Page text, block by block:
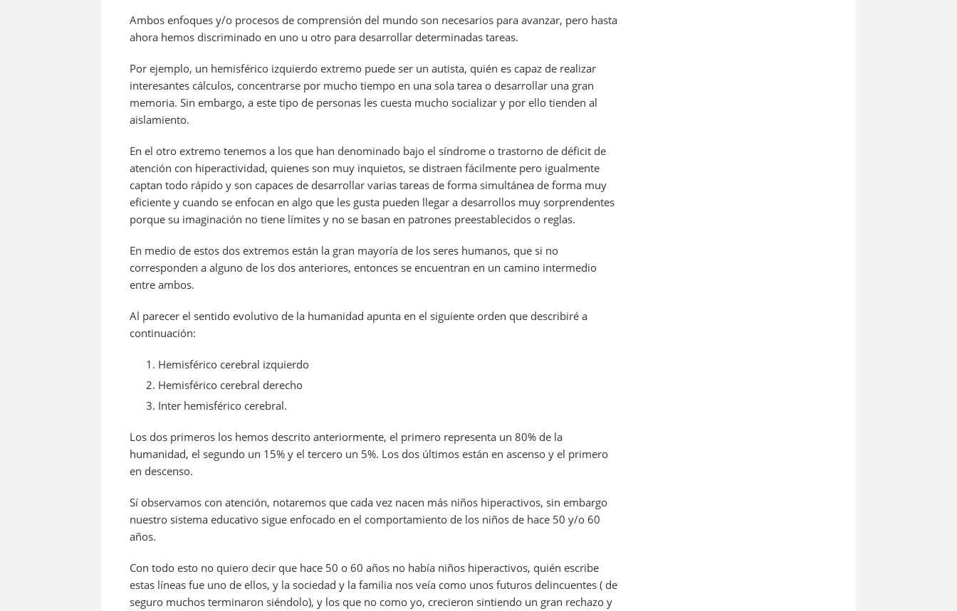
Ambos enfoques y/o procesos de comprensión del mundo son necesarios para avanzar, pero hasta
ahora hemos discriminado en uno u otro para desarrollar determinadas tareas.
Por ejemplo, un hemisférico izquierdo extremo puede ser un autista, quién es capaz de realizar
interesantes cálculos, concentrarse por mucho tiempo en una sola tarea o desarrollar una gran
memoria. Sin embargo, a este tipo de personas les cuesta mucho socializar y por ello tienden al
aislamiento.
En el otro extremo tenemos a los que han denominado bajo el síndrome o trastorno de déficit de
atención con hiperactividad, quienes son muy inquietos, se distraen fácilmente pero igualmente
captan todo rápido y son capaces de desarrollar varias tareas de forma simultánea de forma muy
eficiente y cuando se enfocan en algo que les gusta pueden llegar a desarrollos muy sorprendentes
porque su imaginación no tiene límites y no se basan en patrones preestablecidos o reglas.
En medio de estos dos extremos están la gran mayoría de los seres humanos, que si no
corresponden a alguno de los dos anteriores, entonces se encuentran en un camino intermedio
entre ambos.
Al parecer el sentido evolutivo de la humanidad apunta en el siguiente orden que describiré a
continuación:
Hemisférico cerebral izquierdo
Hemisférico cerebral derecho
Inter hemisférico cerebral.
Los dos primeros los hemos descrito anteriormente, el primero representa un 80% de la
humanidad, el segundo un 15% y el tercero un 5%. Los dos últimos están en ascenso y el primero
en descenso.
Sí observamos con atención, notaremos que cada vez nacen más niños hiperactivos, sin embargo
nuestro sistema educativo sigue enfocado en el comportamiento de los niños de hace 50 y/o 60
años.
Con todo esto no quiero decir que hace 50 o 60 años no había niños hiperactivos, quién escribe
estas líneas fue uno de ellos, y la sociedad y la familia nos veía como unos futuros delincuentes ( de
seguro muchos terminaron siéndolo), y los que no como yo, crecieron sintiendo un gran rechazo y